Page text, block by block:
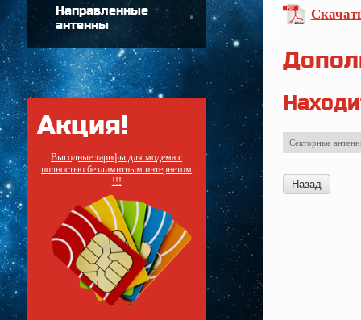
Направленные
антенны
Акция!
Выгодные тарифы для модема с
полностью безлимитным интернетом
!!!
Секторные
Назад